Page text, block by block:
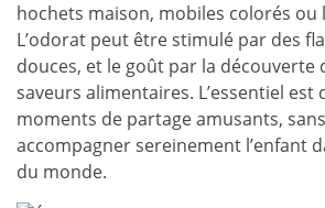
hochets maison, mobiles colorés ou
L’odorat peut être stimulé par des
douces, et le goût par la découverte
saveurs alimentaires. L’essentiel est
moments de partage amusants,
accompagner sereinement l’enfant
du monde.